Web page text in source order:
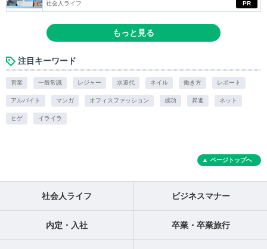
PR
社会人ライフ
もっと見る
注目キーワード
営業 一般常識 レジャー 水道代 ネイル 働き方 レポート
アルバイト マンガ オフィスファッション 成功 昇進 ネット
ヒゲ イライラ
ページトップへ
社会人ライフ ビジネスマナー
内定・入社 卒業・卒業旅行